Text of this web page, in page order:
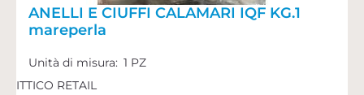
ANELLI E CIUFFI CALAMARI IQF KG.1
mareperla
Unità di misura: 1 PZ
ITTICO RETAIL